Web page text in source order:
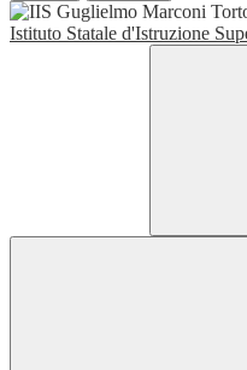
Istituto Statale d'Istruzione